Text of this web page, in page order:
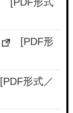
[PDF形
[PDF形式／